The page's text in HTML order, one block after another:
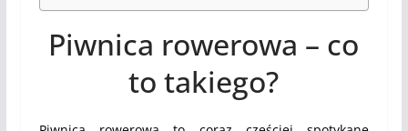
Piwnica rowerowa – co
to takiego?